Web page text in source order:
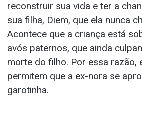
reconstruir sua vida e ter a
sua filha, Diem, que ela nunca
Acontece que a criança está
avós paternos, que ainda
morte do filho. Por essa razão,
permitem que a ex-nora se
garotinha.